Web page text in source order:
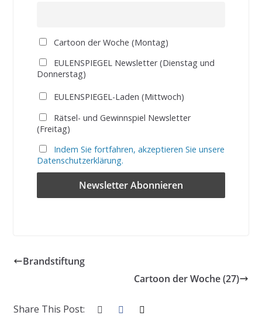
Cartoon der Woche (Montag)
EULENSPIEGEL Newsletter (Dienstag und
Donnerstag)
EULENSPIEGEL-Laden (Mittwoch)
Rätsel- und Gewinnspiel Newsletter
(Freitag)
Indem Sie fortfahren, akzeptieren Sie unsere
Datenschutzerklärung.
Brandstiftung
Cartoon der Woche (27)
Share This Post: